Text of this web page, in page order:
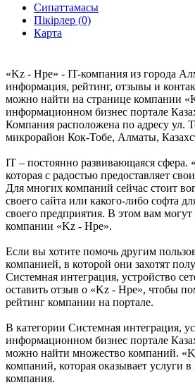
Сипаттамасы
Пікірлер (0)
Карта
«Kz - Hpe» - IT-компания из города
информация, рейтинг, отзывы и
можно найти на странице компании
информационном бизнес портале
Компания расположена по адресу ул.
микрорайон Кок-Тобе, Алматы,
IT – постоянно развивающаяся сфера.
которая с радостью предоставляет
Для многих компаний сейчас стоит
своего сайта или какого-либо софта
своего предприятия. В этом вам
компании «Kz - Hpe».
Если вы хотите помочь другим
компанией, в которой они захотят
Системная интеграция, устройство
оставить отзыв о «Kz - Hpe», чтобы
рейтинг компании на портале.
В категории Системная интеграция,
информационном бизнес портале
можно найти множество компаний.
компаний, которая оказывает услуги
компания.